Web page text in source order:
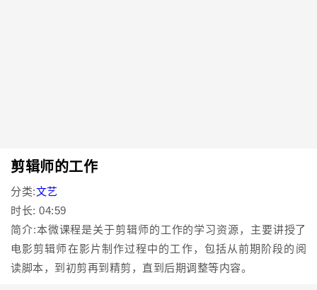
剪辑师的工作
分类:文艺
时长: 04:59
简介:本微课程是关于剪辑师的工作的学习资源，主要讲授了
电影剪辑师在影片制作过程中的工作，包括从前期阶段的阅
读脚本，到初剪再到精剪，直到后期调整等内容。